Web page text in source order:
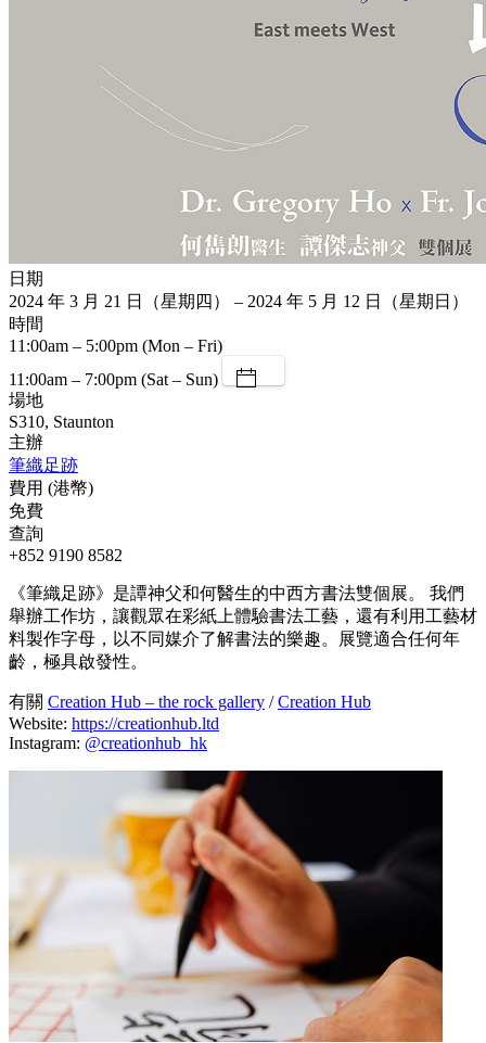
日期
2024 年 3 月 21 日（星期四） – 2024 年 5 月 12 日（星期日）
時間
11:00am – 5:00pm (Mon – Fri)
11:00am – 7:00pm (Sat – Sun)
場地
S310, Staunton
主辦
筆織足跡
費用 (港幣)
免費
查詢
+852 9190 8582
《筆織足跡》是譚神父和何醫生的中西方書法雙個展。 我們
舉辦工作坊，讓觀眾在彩紙上體驗書法工藝，還有利用工藝材
料製作字母，以不同媒介了解書法的樂趣。展覽適合任何年
齡，極具啟發性。
有關 Creation Hub – the rock gallery /Creation Hub
Website: https://creationhub.ltd
Instagram: @creationhub_hk